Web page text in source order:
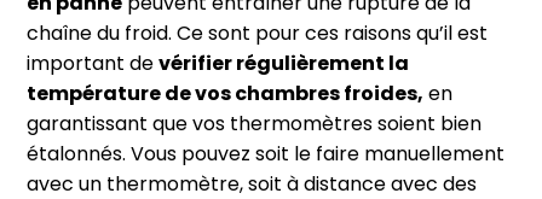
chaîne du froid. Ce sont pour ces raisons qu’il est
important devérifier régulièrement la
température de vos chambres froides, en
garantissant que vos thermomètres soient bien
étalonnés. Vous pouvez soit le faire manuellement
avec un thermomètre, soit à distance avec des